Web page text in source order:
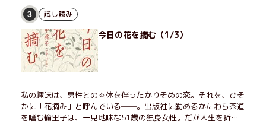
3 試し読み
今日の花を摘む（1/3）
私の趣味は、男性との肉体を伴ったかりそめの恋。それを、ひそ
かに「花摘み」と呼んでいる──。出版社に勤めるかたわら茶道
を嗜む愉里子は、一見地味な51歳の独身女性。だが人生を折り